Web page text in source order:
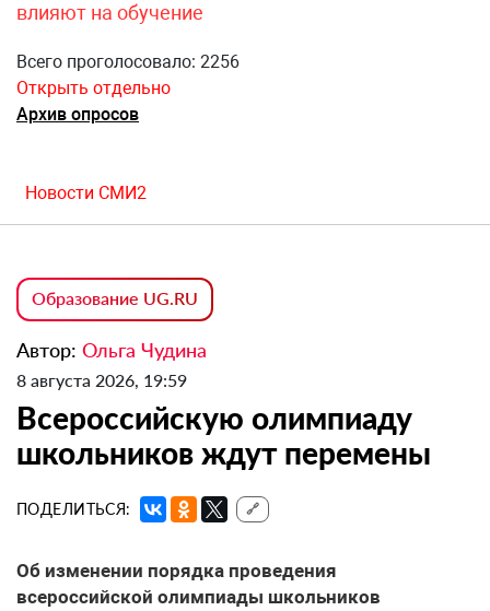
влияют на обучение
Всего проголосовало: 2256
Открыть отдельно
Архив опросов
Новости СМИ2
Образование UG.RU
Автор: Ольга Чудина
8 августа 2026, 19:59
Всероссийскую олимпиаду
школьников ждут перемены
ПОДЕЛИТЬСЯ: 🔗
Об изменении порядка проведения
всероссийской олимпиады школьников